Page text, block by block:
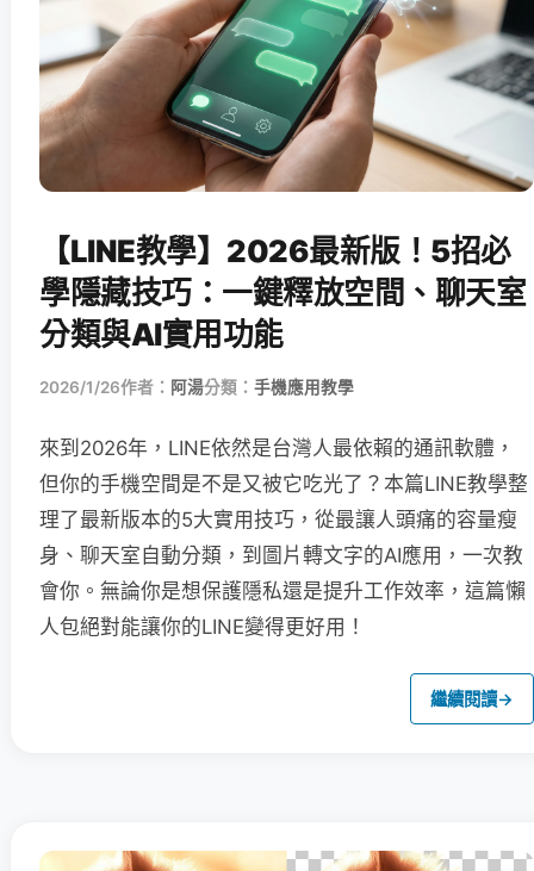
【LINE教學】2026最新版！5招必
學隱藏技巧：一鍵釋放空間、聊天室
分類與AI實用功能
2026/1/26作者： 阿湯分類： 手機應用教學
來到2026年，LINE依然是台灣人最依賴的通訊軟體，
但你的手機空間是不是又被它吃光了？本篇LINE教學整
理了最新版本的5大實用技巧，從最讓人頭痛的容量瘦
身、聊天室自動分類，到圖片轉文字的AI應用，一次教
會你。無論你是想保護隱私還是提升工作效率，這篇懶
人包絕對能讓你的LINE變得更好用！
繼續閱讀→